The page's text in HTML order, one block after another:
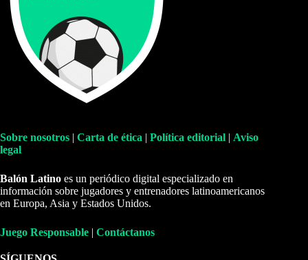
Sobre nosotros | Carta de ética | Política editorial | Aviso
legal
Balón Latino es un periódico digital especializado en
información sobre jugadores y entrenadores latinoamericanos
en Europa, Asia y Estados Unidos.
Juego Responsable | Contáctanos